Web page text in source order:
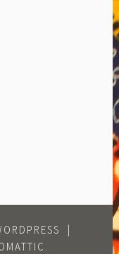
|
.